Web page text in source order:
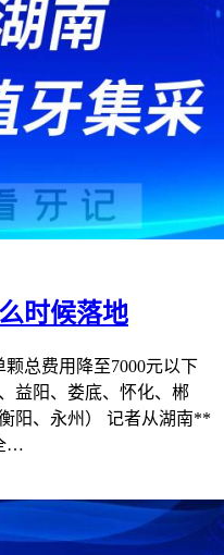
时候落地
总费用降至7000元以下
益阳、娄底、怀化、郴
阳、永州） 记者从湖南**
…